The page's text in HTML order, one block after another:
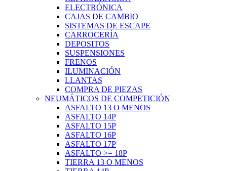
ELECTRÓNICA
CAJAS DE CAMBIO
SISTEMAS DE ESCAPE
CARROCERÍA
DEPOSITOS
SUSPENSIONES
FRENOS
ILUMINACIÓN
LLANTAS
COMPRA DE PIEZAS
NEUMÁTICOS DE COMPETICIÓN
ASFALTO 13 O MENOS
ASFALTO 14P
ASFALTO 15P
ASFALTO 16P
ASFALTO 17P
ASFALTO >= 18P
TIERRA 13 O MENOS